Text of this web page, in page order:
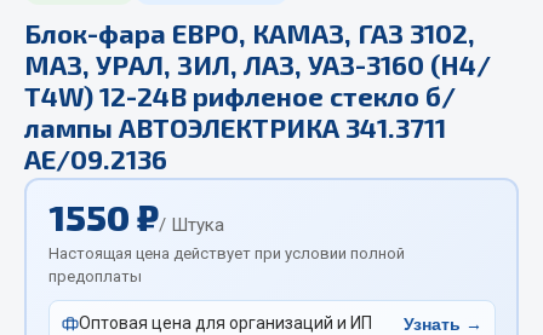
Отопители салона, подогреватели
Автономные воздушные отопители
Жидкостные подогреватели
Подогреватели тосола
Весь раздел
Блок-фара ЕВРО, КАМАЗ, ГАЗ 3102,
МАЗ, УРАЛ, ЗИЛ, ЛАЗ, УАЗ-3160 (Н4/
Т4W) 12-24В рифленое стекло б/
лампы АВТОЭЛЕКТРИКА 341.3711
АЕ/09.2136
1550 ₽/ Штука
Настоящая цена действует при условии полной
предоплаты
Оптовая цена для организаций и ИП Узнать →